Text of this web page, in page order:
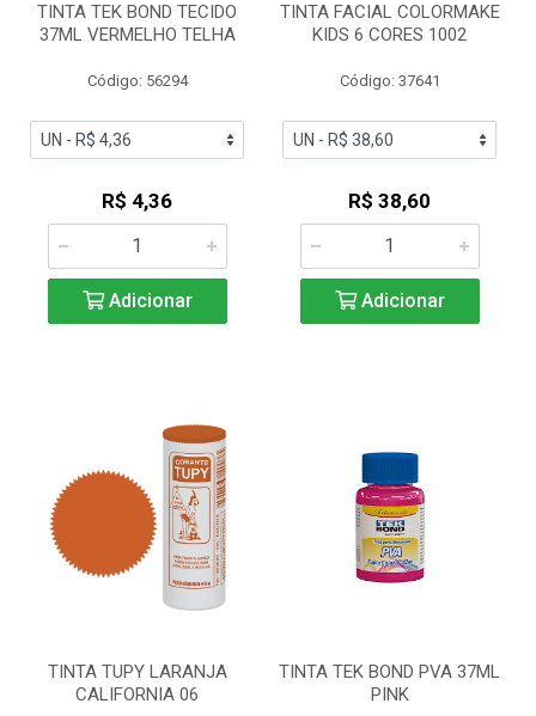
TINTA TEK BOND TECIDO
37ML VERMELHO TELHA
Código: 56294
R$ 4,36
Adicionar
TINTA FACIAL COLORMAKE
KIDS 6 CORES 1002
Código: 37641
R$ 38,60
Adicionar
TINTA TUPY LARANJA
CALIFORNIA 06
TINTA TEK BOND PVA 37ML
PINK